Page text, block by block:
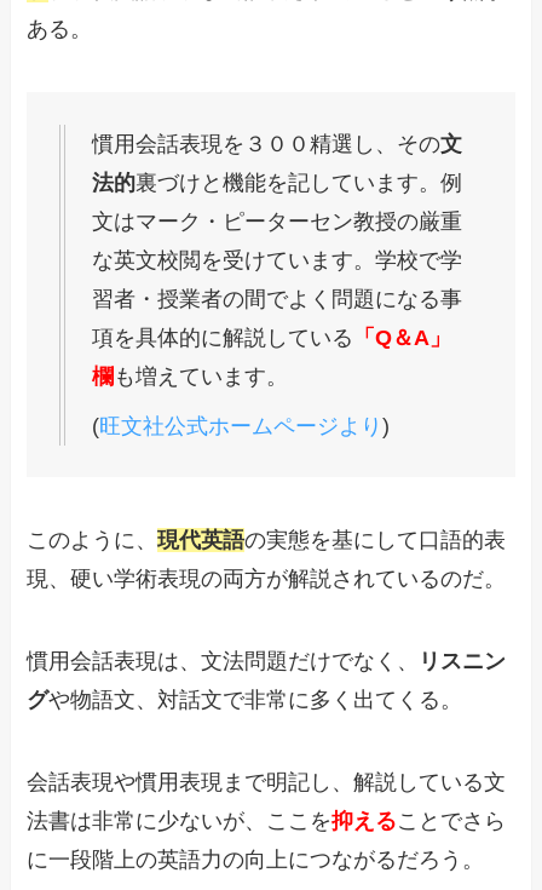
ある。
慣用会話表現を３００精選し、その文
法的裏づけと機能を記しています。例
文はマーク・ピーターセン教授の厳重
な英文校閲を受けています。学校で学
習者・授業者の間でよく問題になる事
項を具体的に解説している 「Q＆A」
欄 も増えています。
(旺文社公式ホームページより)
このように、現代英語の実態を基にして口語的表
現、硬い学術表現の両方が解説されているのだ。
慣用会話表現は、文法問題だけでなく、
リスニン
グや物語文、対話文で非常に多く出てくる。
会話表現や慣用表現まで明記し、解説している文
法書は非常に少ないが、ここを抑えることでさら
に一段階上の英語力の向上につながるだろう。